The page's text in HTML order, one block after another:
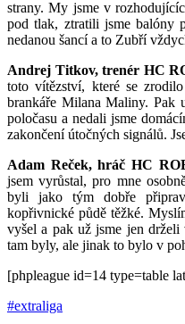
strany. My jsme v
pod tlak, ztratili jsme balóny
nedanou šancí a to Zubří
Andrej Titkov, trenér HC
toto vítězství, které se
brankáře Milana Maliny. Pak
poločasu a nedali jsme
zakončení útočných signálů.
Adam Reček, hráč HC
jsem vyrůstal, pro mne
byli jako tým dobře
kopřivnické půdě těžké.
vyšel a pak už jsme jen
tam byly, ale jinak to bylo v
[phpleague id=14 type=table
#extraliga